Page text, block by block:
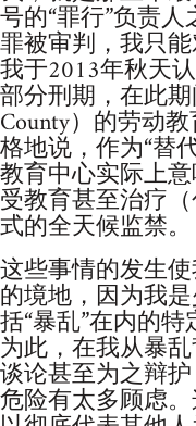
号的“罪行”负责
罪被审判，我只
我于2013年秋天
部分刑期，在此
County）的劳动
格地说，作为“替
教育中心实际上
受教育甚至治疗
式的全天候监禁。
这些事情的发生
的境地，因为我
括“暴乱”在内的
为此，在我从暴
谈论甚至为之辩
危险有太多顾虑